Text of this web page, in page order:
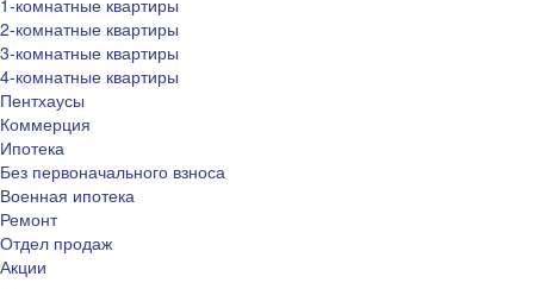
1-комнатные квартиры
2-комнатные квартиры
3-комнатные квартиры
4-комнатные квартиры
Пентхаусы
Коммерция
Ипотека
Без первоначального взноса
Военная ипотека
Ремонт
Отдел продаж
Акции